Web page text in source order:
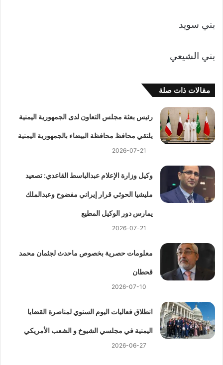
بني سويد
بني الشيعي
مقالات ذات صلة
رئيس بعثة مجلس التعاون لدى الجمهورية اليمنية
يلتقي محافظ محافظة البيضاء بالجمهورية اليمنية
2026-07-21
وكيل وزارة الإعلام عبدالباسط القاعدي: تصعيد
مليشيا الحوثي قرار إيراني مفضوح وعبدالملك
يمارس دور الوكيل المطيع
2026-07-21
معلومات حصرية بخصوص ماحدث لجثمان محمد
قحطان
2026-07-10
انطلاق فعاليات اليوم السنوي لمناصرة القضايا
اليمنية في مجلسي الشيوخ و الشعب الأمريكي
2026-06-27